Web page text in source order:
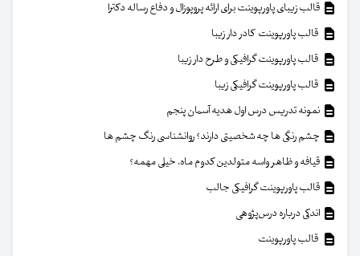
قالب زیبای پاورپوینت برای ارائه پروپوزال و دفاع رساله دکترا
قالب پاورپوینت کادر دار زیبا
قالب پاورپوینت گرافیکی و طرح دار زیبا
قالب پاورپوینت گرافیکی زیبا
نمونه تدریس درس اول هدیه آسمان پنجم
چشم رنگی ها چه شخصیتی دارند؟ روانشناسی رنگ چشم ها
قیافه و ظاهر واسه متولدین کدوم ماه، خیلی مهمه؟
قالب پاورپوینت گرافیکی جالب
اندکی درباره درس‌پژوهی
قالب پاورپوینت